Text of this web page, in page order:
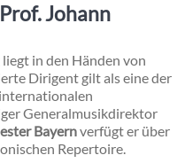
Johann
in den Händen von
Dirigent gilt als eine der
Generalmusikdirektor
Bayernverfügt er über
Repertoire.